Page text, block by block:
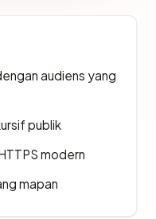
audiens yang
publik
modern
mapan